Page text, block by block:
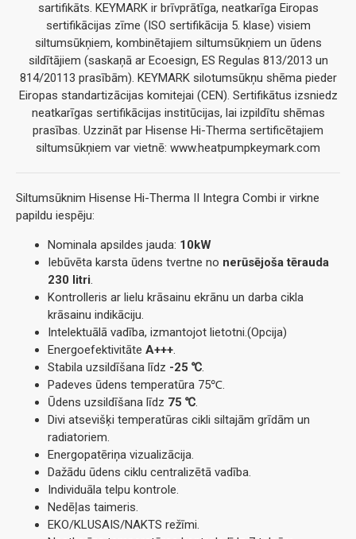
sartifikāts. KEYMARK ir brīvprātīga, neatkarīga Eiropas
sertifikācijas zīme (ISO sertifikācija 5. klase) visiem
siltumsūkņiem, kombinētajiem siltumsūkņiem un ūdens
sildītājiem (saskaņā ar Ecoesign, ES Regulas 813/2013 un
814/20113 prasībām). KEYMARK silotumsūkņu shēma pieder
Eiropas standartizācijas komitejai (CEN). Sertifikātus izsniedz
neatkarīgas sertifikācijas institūcijas, lai izpildītu shēmas
prasības. Uzzināt par Hisense Hi-Therma sertificētajiem
siltumsūkņiem var vietnē: www.heatpumpkeymark.com
Siltumsūknim Hisense Hi-Therma II Integra Combi ir virkne
papildu iespēju:
Nominala apsildes jauda: 10kW
Iebūvēta karsta ūdens tvertne no nerūsējoša tērauda
230 litri.
Kontrolleris ar lielu krāsainu ekrānu un darba cikla
krāsainu indikāciju.
Intelektuālā vadība, izmantojot lietotni.(Opcija)
Energoefektivitāte A+++.
Stabila uzsildīšana līdz -25 ℃.
Padeves ūdens temperatūra 75℃.
Ūdens uzsildīšana līdz 75 ℃.
Divi atsevišķi temperatūras cikli siltajām grīdām un
radiatoriem.
Energopatēriņa vizualizācija.
Dažādu ūdens ciklu centralizētā vadība.
Individuāla telpu kontrole.
Nedēļas taimeris.
EKO/KLUSAIS/NAKTS režīmi.